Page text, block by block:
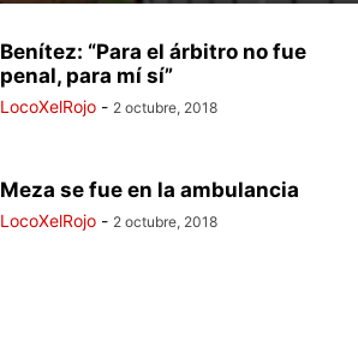
Benítez: “Para el árbitro no fue
penal, para mí sí”
LocoXelRojo - 2 octubre, 2018
Meza se fue en la ambulancia
LocoXelRojo - 2 octubre, 2018